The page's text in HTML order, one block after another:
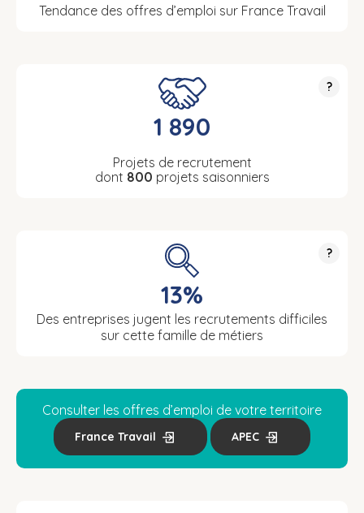
Tendance des offres d’emploi sur France Travail
?
1 890
Projets de recrutement
dont 800 projets saisonniers
?
13%
Des entreprises jugent les recrutements difficiles
sur cette famille de métiers
Consulter les offres d’emploi de votre territoire
France Travail APEC